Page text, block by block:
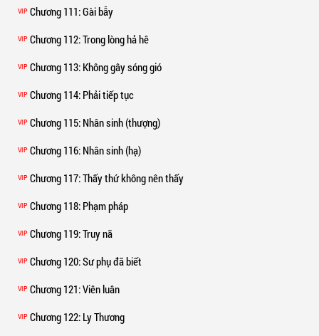
VIP Chương 111: Gài bẫy
VIP Chương 112: Trong lòng hả hê
VIP Chương 113: Không gây sóng gió
VIP Chương 114: Phải tiếp tục
VIP Chương 115: Nhân sinh (thượng)
VIP Chương 116: Nhân sinh (hạ)
VIP Chương 117: Thấy thứ không nên thấy
VIP Chương 118: Phạm pháp
VIP Chương 119: Truy nã
VIP Chương 120: Sư phụ đã biết
VIP Chương 121: Viên luân
VIP Chương 122: Ly Thương